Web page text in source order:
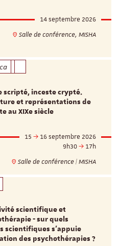
14 septembre 2026
Salle de conférence, MISHA
scripté, inceste crypté.
et représentations de
au XIXe siècle
15
16 septembre 2026
9h30
17h
Salle de conférence | MISHA
scientifique et
- sur quels
scientifiques s'appuie
des psychothérapies ?